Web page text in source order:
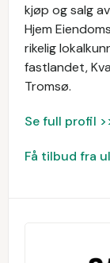
kjøp og salg
Hjem
rikelig
fastlandet,
Tromsø.
Se full profil
Få tilbud fra